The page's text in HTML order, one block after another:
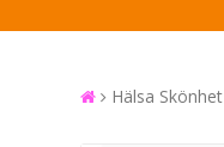
Hälsa Skönhet